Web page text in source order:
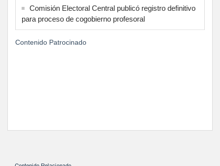
Comisión Electoral Central publicó registro definitivo
para proceso de cogobierno profesoral
Contenido Patrocinado